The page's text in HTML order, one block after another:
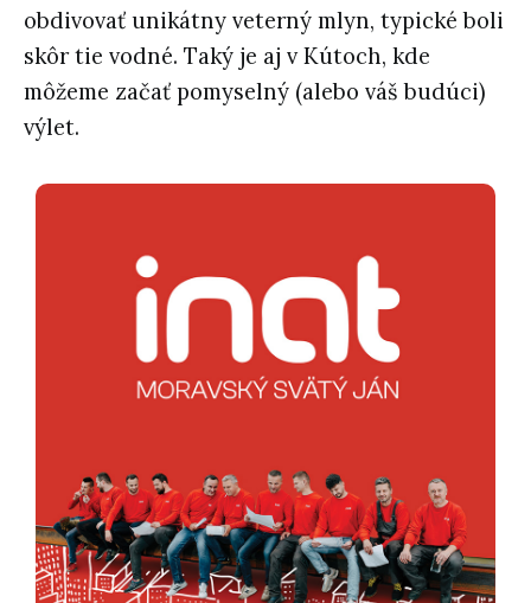
obdivovať unikátny veterný mlyn, typické boli
skôr tie vodné. Taký je aj v Kútoch, kde
môžeme začať pomyselný (alebo váš budúci)
výlet.